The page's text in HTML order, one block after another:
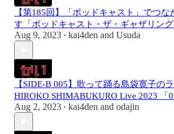
【第185回】「ポッドキャスト」でつ
す「ポッドキャスト・ザ・ギャザリン
Aug 9, 2023 • kai4den and Usuda
【SIDE-B 005】歌って踊る島袋寛子の
HIROKO SHIMABUKURO Live 2023 「
Aug 2, 2023 • kai4den and odajin